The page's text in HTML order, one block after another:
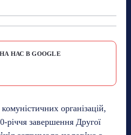
НАС В GOOGLE
організацій,
річчя завершення Другої